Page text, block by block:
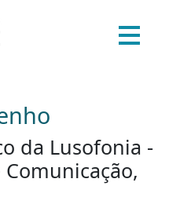
da Lusofonia -